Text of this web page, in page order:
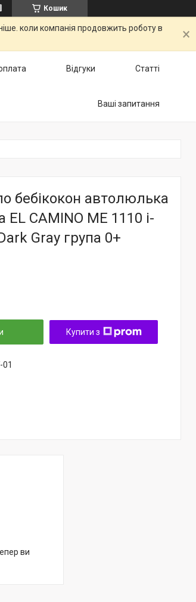
Кошик
коли компанія продовжить роботу в
Відгуки Статті
Ваші запитання
бебікокон автолюлька
EL CAMINO ME 1110 i-
Gray група 0+
Купити з
01
ви